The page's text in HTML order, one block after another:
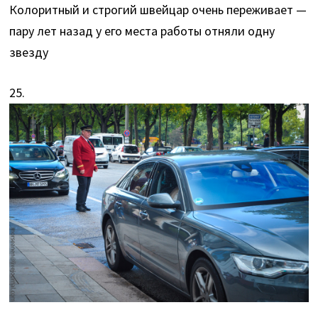
Колоритный и строгий швейцар очень переживает —
пару лет назад у его места работы отняли одну
звезду
25.